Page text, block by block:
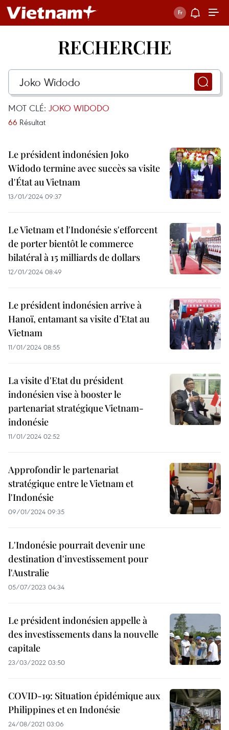
RECHERCHE
MOT CLÉ: JOKO WIDODO
66 Résultat
Le président indonésien Joko
Widodo termine avec succès sa visite
d'État au Vietnam
13/01/2024 09:37
Le Vietnam et l'Indonésie s'efforcent
de porter bientôt le commerce
bilatéral à 15 milliards de dollars
12/01/2024 08:49
Le président indonésien arrive à
Hanoï, entamant sa visite d’Etat au
Vietnam
11/01/2024 08:55
La visite d'Etat du président
indonésien vise à booster le
partenariat stratégique Vietnam-
indonésie
11/01/2024 02:52
Approfondir le partenariat
stratégique entre le Vietnam et
l'Indonésie
09/01/2024 09:35
L'Indonésie pourrait devenir une
destination d'investissement pour
l'Australie
05/07/2023 04:34
Le président indonésien appelle à
des investissements dans la nouvelle
capitale
23/03/2022 03:50
COVID-19: Situation épidémique aux
Philippines et en Indonésie
24/08/2021 03:06